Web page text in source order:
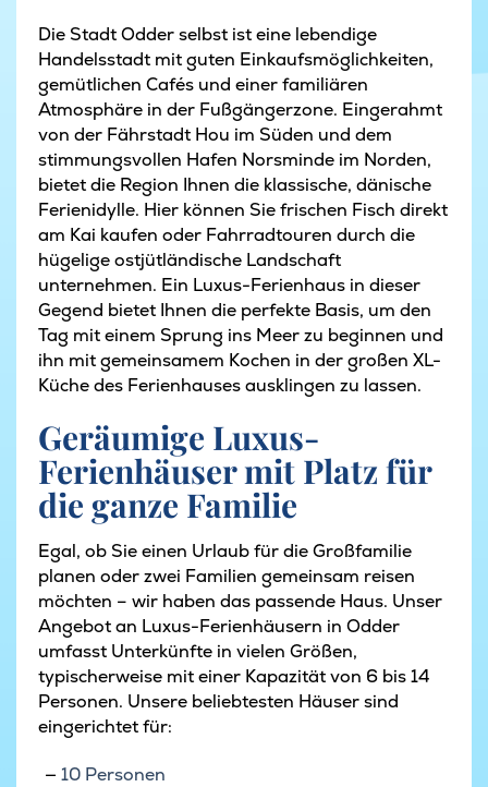
Die Stadt Odder selbst ist eine lebendige
Handelsstadt mit guten Einkaufsmöglichkeiten,
gemütlichen Cafés und einer familiären
Atmosphäre in der Fußgängerzone. Eingerahmt
von der Fährstadt Hou im Süden und dem
stimmungsvollen Hafen Norsminde im Norden,
bietet die Region Ihnen die klassische, dänische
Ferienidylle. Hier können Sie frischen Fisch direkt
am Kai kaufen oder Fahrradtouren durch die
hügelige ostjütländische Landschaft
unternehmen. Ein Luxus-Ferienhaus in dieser
Gegend bietet Ihnen die perfekte Basis, um den
Tag mit einem Sprung ins Meer zu beginnen und
ihn mit gemeinsamem Kochen in der großen XL-
Küche des Ferienhauses ausklingen zu lassen.
Geräumige Luxus-
Ferienhäuser mit Platz für
die ganze Familie
Egal, ob Sie einen Urlaub für die Großfamilie
planen oder zwei Familien gemeinsam reisen
möchten – wir haben das passende Haus. Unser
Angebot an Luxus-Ferienhäusern in Odder
umfasst Unterkünfte in vielen Größen,
typischerweise mit einer Kapazität von 6 bis 14
Personen. Unsere beliebtesten Häuser sind
eingerichtet für:
10 Personen